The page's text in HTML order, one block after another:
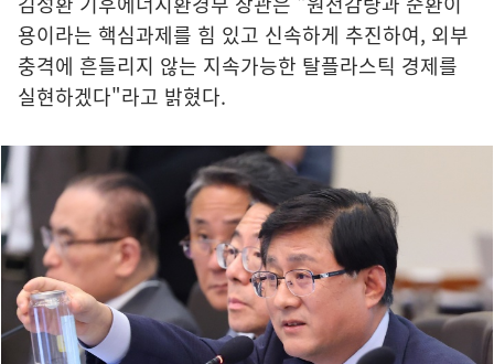
용이라는 핵심과제를 힘 있고 신속하게 추진하여, 외부
충격에 흔들리지 않는 지속가능한 탈플라스틱 경제를
실현하겠다"라고 밝혔다.